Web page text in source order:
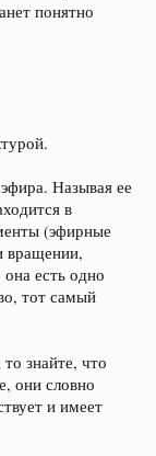
понятно
Называя ее
в
(эфирные
вращении,
есть одно
тот самый
знайте, что
они словно
и имеет